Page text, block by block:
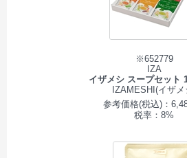
※652779
IZA
イザメシ スープセット
IZAMESHI(イザメ
参考価格(税込)：
税率：8%